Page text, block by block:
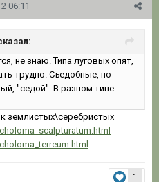
06:11
не знаю. Типа луговых опят,
трудно. Съедобные, по
"седой". В разном типе
землистых\серебристых
1